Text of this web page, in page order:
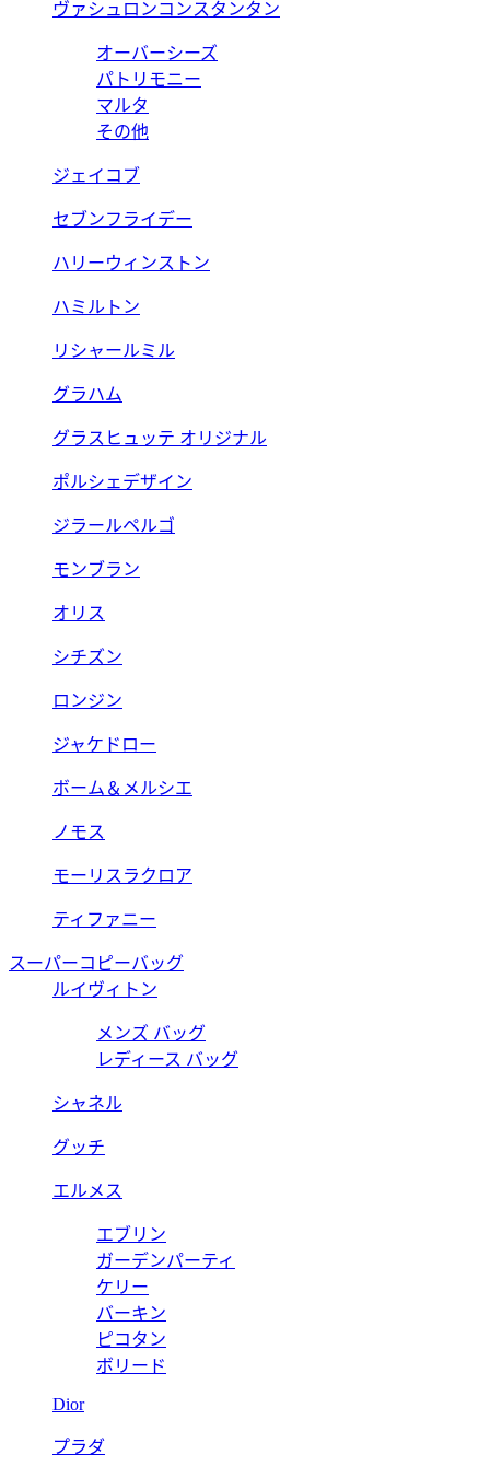
ヴァシュロンコンスタンタン
オーバーシーズ
パトリモニー
マルタ
その他
ジェイコブ
セブンフライデー
ハリーウィンストン
ハミルトン
リシャールミル
グラハム
グラスヒュッテ オリジナル
ポルシェデザイン
ジラールペルゴ
モンブラン
オリス
シチズン
ロンジン
ジャケドロー
ボーム＆メルシエ
ノモス
モーリスラクロア
ティファニー
スーパーコピーバッグ
ルイヴィトン
メンズ バッグ
レディース バッグ
シャネル
グッチ
エルメス
エブリン
ガーデンパーティ
ケリー
バーキン
ピコタン
ボリード
Dior
プラダ